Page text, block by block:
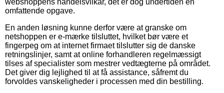
omfattende opgave.
En anden løsning kunne derfor være at granske om
netshoppen er e-mærke tilsluttet, hvilket bør være et
fingerpeg om at internet firmaet tilslutter sig de danske
retningslinjer, samt at online forhandleren regelmæssigt
tilses af specialister som mestrer vedtægterne på området.
Det giver dig lejlighed til at få assistance, såfremt du
forvoldes vanskeligheder i processen med din bestilling.